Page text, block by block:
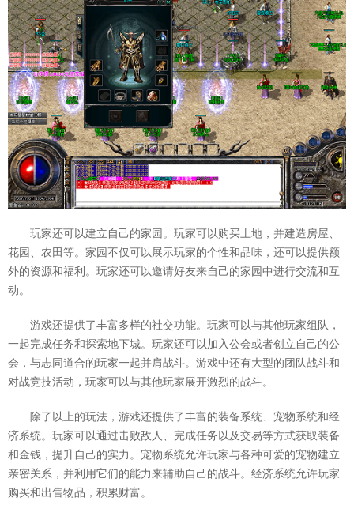
玩家还可以建立自己的家园。玩家可以购买土地，并建造房屋、
花园、农田等。家园不仅可以展示玩家的个性和品味，还可以提供额
外的资源和福利。玩家还可以邀请好友来自己的家园中进行交流和互
动。
游戏还提供了丰富多样的社交功能。玩家可以与其他玩家组队，
一起完成任务和探索地下城。玩家还可以加入公会或者创立自己的公
会，与志同道合的玩家一起并肩战斗。游戏中还有大型的团队战斗和
对战竞技活动，玩家可以与其他玩家展开激烈的战斗。
除了以上的玩法，游戏还提供了丰富的装备系统、宠物系统和经
济系统。玩家可以通过击败敌人、完成任务以及交易等方式获取装备
和金钱，提升自己的实力。宠物系统允许玩家与各种可爱的宠物建立
亲密关系，并利用它们的能力来辅助自己的战斗。经济系统允许玩家
购买和出售物品，积累财富。